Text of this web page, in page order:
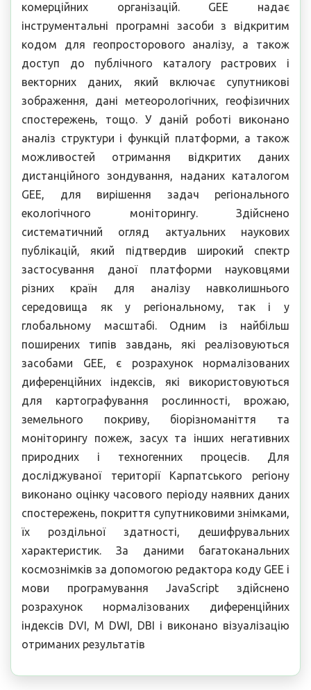
комерційних організацій. GEE надає
інструментальні програмні засоби з відкритим
кодом для геопросторового аналізу, а також
доступ до публічного каталогу растрових і
векторних даних, який включає супутникові
зображення, дані метеорологічних, геофізичних
спостережень, тощо. У даній роботі виконано
аналіз структури і функцій платформи, а також
можливостей отримання відкритих даних
дистанційного зондування, наданих каталогом
GEE, для вирішення задач регіонального
екологічного моніторингу. Здійснено
систематичний огляд актуальних наукових
публікацій, який підтвердив широкий спектр
застосування даної платформи науковцями
різних країн для аналізу навколишнього
середовища як у регіональному, так і у
глобальному масштабі. Одним із найбільш
поширених типів завдань, які реалізовуються
засобами GEE, є розрахунок нормалізованих
диференційних індексів, які використовуються
для картографування рослинності, врожаю,
земельного покриву, біорізноманіття та
моніторингу пожеж, засух та інших негативних
природних і техногенних процесів. Для
досліджуваної території Карпатського регіону
виконано оцінку часового періоду наявних даних
спостережень, покриття супутниковими знімками,
їх роздільної здатності, дешифрувальних
характеристик. За даними багатоканальних
космознімків за допомогою редактора коду GEE і
мови програмування JavaScript здійснено
розрахунок нормалізованих диференційних
індексів DVI, M DWI, DBI і виконано візуалізацію
отриманих результатів